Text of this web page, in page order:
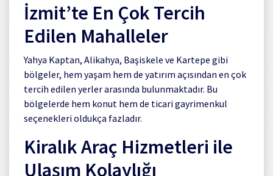
İzmit’te En Çok Tercih
Edilen Mahalleler
Yahya Kaptan, Alikahya, Başiskele ve Kartepe gibi
bölgeler, hem yaşam hem de yatırım açısından en çok
tercih edilen yerler arasında bulunmaktadır. Bu
bölgelerde hem konut hem de ticari gayrimenkul
seçenekleri oldukça fazladır.
Kiralık Araç Hizmetleri ile
Ulaşım Kolaylığı